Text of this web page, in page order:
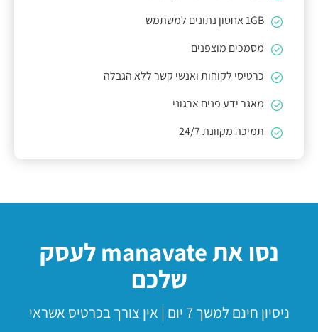
1GB אחסון נתונים למשתמש
מסמכים מוצפנים
כרטיסי לקוחות ואנשי קשר ללא הגבלה
מאגר ידע פנים ארגוני
תמיכה מקוונת 24/7
נסו אתmanavateלעסק
שלכם
ניסיון חינם למשך 7 יום | אין צורך בכרטיס אשראי